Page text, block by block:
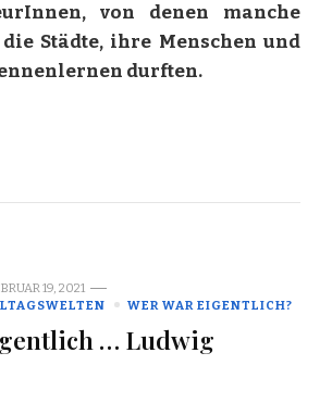
von denen manche
Städte, ihre Menschen und
durften.
19, 2021
WER WAR EIGENTLICH?
… Ludwig